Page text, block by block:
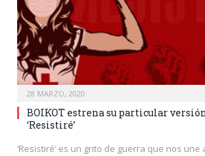
28 MARZO, 2020
BOIKOT estrena su particular
‘Resistiré’
‘Resistiré’ es un grito de guerra que nos une